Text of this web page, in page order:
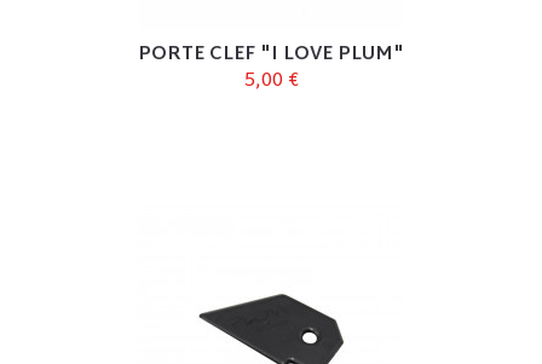
PORTE CLEF "I LOVE PLUM"
5,00 €